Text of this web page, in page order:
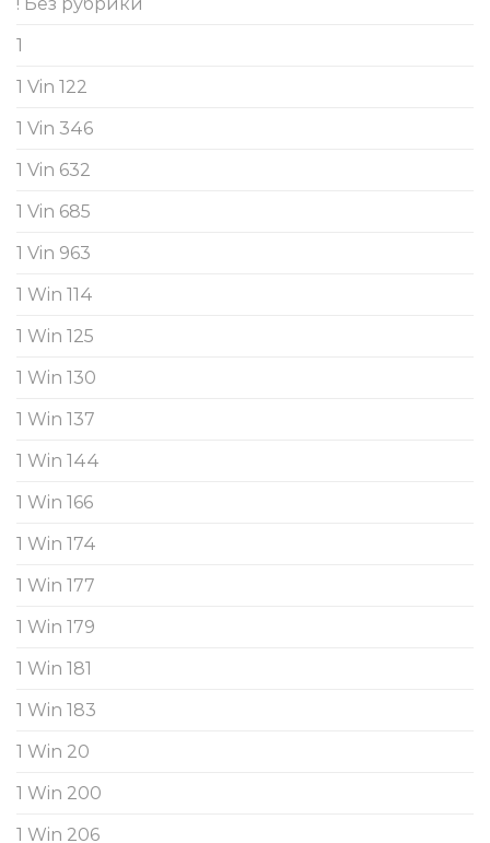
1
1 Vin 122
1 Vin 346
1 Vin 632
1 Vin 685
1 Vin 963
1 Win 114
1 Win 125
1 Win 130
1 Win 137
1 Win 144
1 Win 166
1 Win 174
1 Win 177
1 Win 179
1 Win 181
1 Win 183
1 Win 20
1 Win 200
1 Win 206